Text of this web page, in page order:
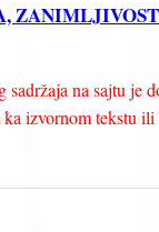
na sajtu je
izvornom tekstu